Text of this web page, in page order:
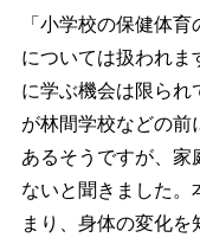
「小学校の保健体
については扱われま
に学ぶ機会は限られ
が林間学校などの前
あるそうですが、家
ないと聞きました。
まり、身体の変化